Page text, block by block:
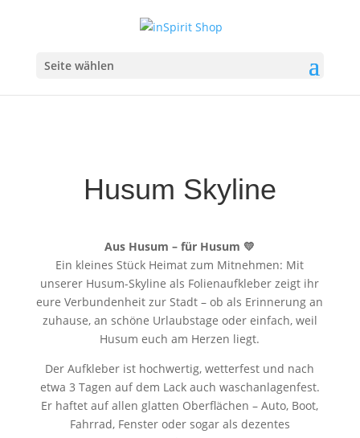
Seite wählen
Husum Skyline
Aus Husum – für Husum 💛
Ein kleines Stück Heimat zum Mitnehmen: Mit
unserer Husum-Skyline als Folienaufkleber zeigt ihr
eure Verbundenheit zur Stadt – ob als Erinnerung an
zuhause, an schöne Urlaubstage oder einfach, weil
Husum euch am Herzen liegt.
Der Aufkleber ist hochwertig, wetterfest und nach
etwa 3 Tagen auf dem Lack auch waschanlagenfest.
Er haftet auf allen glatten Oberflächen – Auto, Boot,
Fahrrad, Fenster oder sogar als dezentes